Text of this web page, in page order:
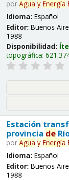
por Agua y Energía
Idioma: Español
Editor: Buenos
1988
Disponibilidad:
topográfica:
Estación
provincia de
por Agua y Energía
Idioma: Español
Editor: Buenos
1988